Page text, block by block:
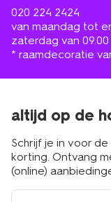
020 224 2424
van maandag tot
zaterdag van 09.00
* raamdecoratie
altijd op de
Schrijf je in voor
korting. Ontvang
(online)
e-